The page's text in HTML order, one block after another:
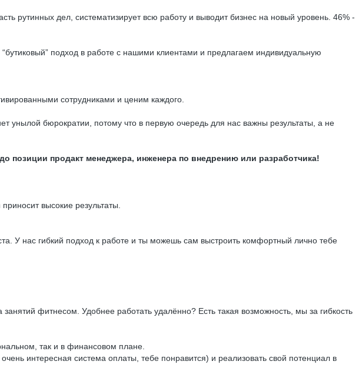
рутинных дел, систематизирует всю работу и выводит бизнес на новый уровень. 46% -
подход в работе с нашими клиентами и предлагаем индивидуальную
сотрудниками и ценим каждого.
унылой бюрократии, потому что в первую очередь для нас важны результаты, а не
позиции продакт менеджера, инженера по внедрению или разработчика!
высокие результаты.
У нас гибкий подход к работе и ты можешь сам выстроить комфортный лично тебе
фитнесом. Удобнее работать удалённо? Есть такая возможность, мы за гибкость
так и в финансовом плане.
интересная система оплаты, тебе понравится) и реализовать свой потенциал в